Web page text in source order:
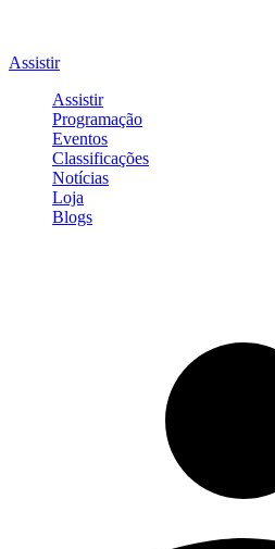
Assistir
Assistir
Programação
Eventos
Classificações
Notícias
Loja
Blogs